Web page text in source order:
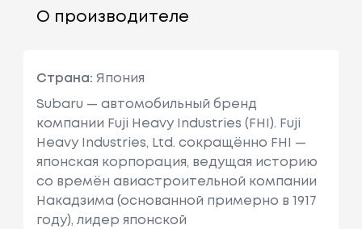
О производителе
Страна: Япония
Subaru — автомобильный бренд
компании Fuji Heavy Industries (FHI). Fuji
Heavy Industries, Ltd. сокращённо FHI —
японская корпорация, ведущая историю
со времён авиастроительной компании
Накадзима (основанной примерно в 1917
году), лидер японской